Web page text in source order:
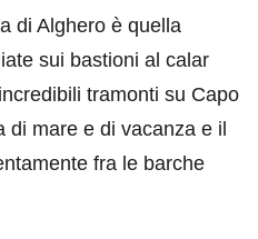
di Alghero è quella
sui bastioni al calar
tramonti su Capo
di mare e di vacanza e il
fra le barche